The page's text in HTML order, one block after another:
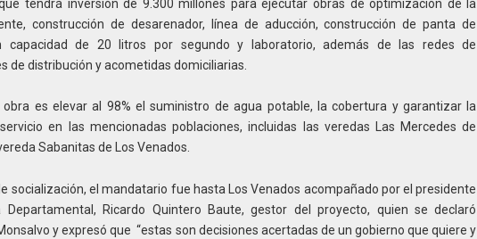
tendrá inversión de 9.300 millones para ejecutar obras de optimización de la
construcción de desarenador, línea de aducción, construcción de panta de
capacidad de 20 litros por segundo y laboratorio, además de las redes de
de distribución y acometidas domiciliarias.
obra es elevar al 98% el suministro de agua potable, la cobertura y garantizar la
en las mencionadas poblaciones, incluidas las veredas Las Mercedes de
Sabanitas de Los Venados.
socialización, el mandatario fue hasta Los Venados acompañado por el presidente
Ricardo Quintero Baute, gestor del proyecto, quien se declaró
y expresó que “estas son decisiones acertadas de un gobierno que quiere y